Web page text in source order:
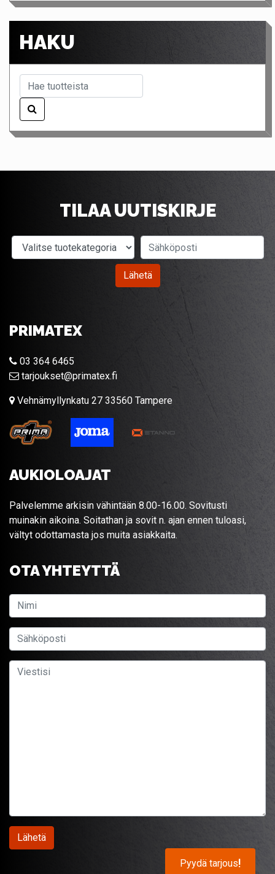
HAKU
TILAA UUTISKIRJE
Valitse tuotekategoria
Lähetä
PRIMATEX
03 364 6465
tarjoukset@primatex.fi
Vehnämyllynkatu 27 33560 Tampere
AUKIOLOAJAT
Palvelemme arkisin vähintään 8.00-16.00. Sovitusti
muinakin aikoina. Soitathan ja sovit n. ajan ennen tuloasi,
vältyt odottamasta jos muita asiakkaita.
OTA YHTEYTTÄ
Pyydä tarjous!